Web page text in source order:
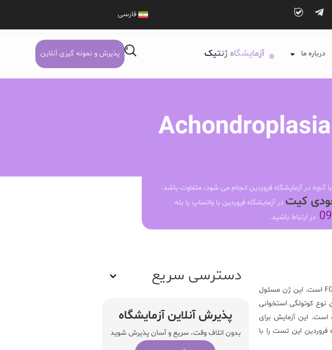
فارسی
درباره ما آزمایشگاه ژنتیک پذیرش و نمونه گیری آنلاین
در آزمایشگاه فروردین انجام می شود، متفاوت باشد.
کیتدر آزمایشگاه فروردین با واتساپ یا بله
در ارتباط باشید.
است. اینژنمسئول
نوع کوتولگیاستخوانی
است. این آزمایش برای
فروردین این تست را با
دسترسی سریع
پذیرش آنلاین آزمایشگاه
بدون اتلاف وقت، سریع و آسان پذیرش شوید